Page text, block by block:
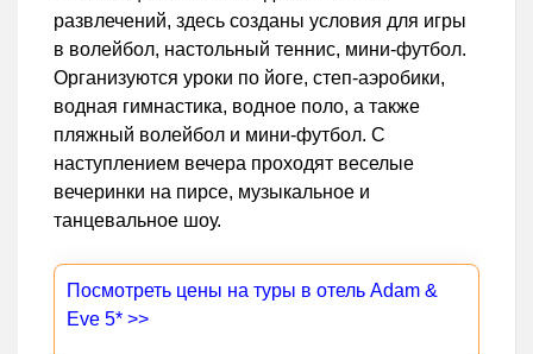
развлечений, здесь созданы условия для игры
в волейбол, настольный теннис, мини-футбол.
Организуются уроки по йоге, степ-аэробики,
водная гимнастика, водное поло, а также
пляжный волейбол и мини-футбол. С
наступлением вечера проходят веселые
вечеринки на пирсе, музыкальное и
танцевальное шоу.
Посмотреть цены на туры в отель Adam &
Eve 5* >>